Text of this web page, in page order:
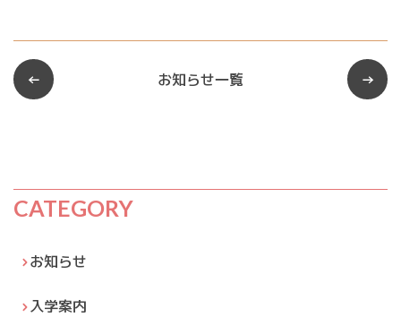
← お知らせ一覧 →
CATEGORY
お知らせ
入学案内